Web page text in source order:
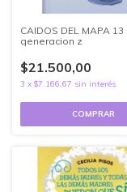
CAIDOS DEL MAPA 13
generacion z
$21.500,00
3 x $7.166,67 sin interés